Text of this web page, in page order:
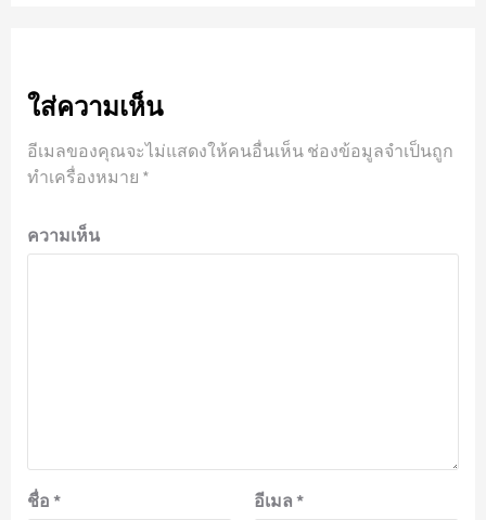
ใส่ความเห็น
อีเมลของคุณจะไม่แสดงให้คนอื่นเห็น ช่องข้อมูลจำเป็นถูก
ทำเครื่องหมาย *
ความเห็น
ชื่อ * อีเมล *